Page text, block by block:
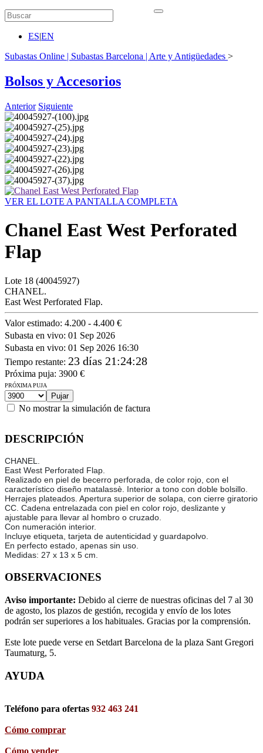
ES|EN
Subastas Online | Subastas Barcelona | Arte y Antigüedades >
Bolsos y Accesorios
Anterior Siguiente
VER EL LOTE A PANTALLA COMPLETA
Chanel East West Perforated
Flap
Lote 18 (40045927)
CHANEL.
East West Perforated Flap.
Valor estimado: 4.200 - 4.400 €
Subasta en vivo: 01 Sep 2026
Subasta en vivo: 01 Sep 2026 16:30
Tiempo restante: 23 días 21:24:28
Próxima puja: 3900 €
PRÓXIMA PUJA
No mostrar la simulación de factura
DESCRIPCIÓN
CHANEL.
East West Perforated Flap.
Realizado en piel de becerro perforada, de color rojo, con el
característico diseño matalassè. Interior a tono con doble bolsillo.
Herrajes plateados. Apertura superior de solapa, con cierre giratorio
CC. Cadena entrelazada con piel en color rojo, deslizante y
ajustable para llevar al hombro o cruzado.
Con numeración interior.
Incluye etiqueta, tarjeta de autenticidad y guardapolvo.
En perfecto estado, apenas sin uso.
Medidas: 27 x 13 x 5 cm.
OBSERVACIONES
Aviso importante: Debido al cierre de nuestras oficinas del 7 al 30
de agosto, los plazos de gestión, recogida y envío de los lotes
podrán ser superiores a los habituales. Gracias por la comprensión.
Este lote puede verse en Setdart Barcelona de la plaza Sant Gregori
Taumaturg, 5.
AYUDA
Teléfono para ofertas 932 463 241
Cómo comprar